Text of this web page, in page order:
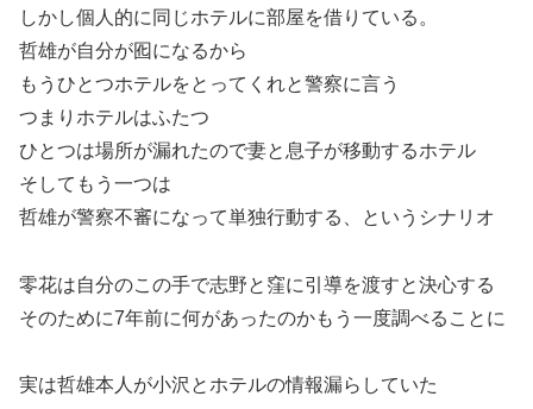
しかし個人的に同じホテルに部屋を借りている。
哲雄が自分が囮になるから
もうひとつホテルをとってくれと警察に言う
つまりホテルはふたつ
ひとつは場所が漏れたので妻と息子が移動するホテル
そしてもう一つは
哲雄が警察不審になって単独行動する、というシナリオ
零花は自分のこの手で志野と窪に引導を渡すと決心する
そのために7年前に何があったのかもう一度調べることに
実は哲雄本人が小沢とホテルの情報漏らしていた